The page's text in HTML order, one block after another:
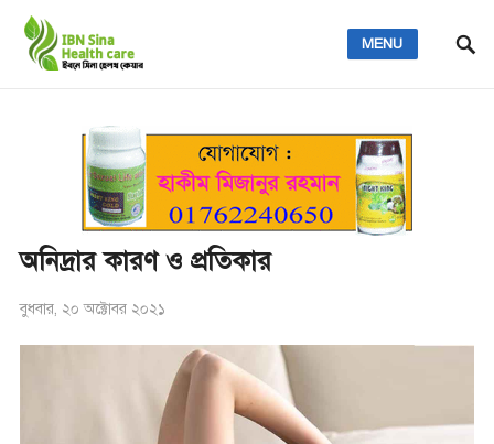
MENU
অনিদ্রার কারণ ও প্রতিকার
বুধবার, ২০ অক্টোবর ২০২১